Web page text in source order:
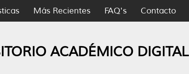
Más Recientes FAQ's Contacto
ACADÉMICO DIGITAL